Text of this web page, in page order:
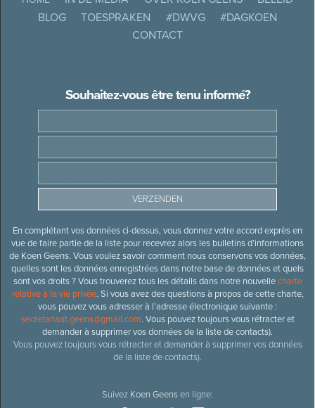
BLOG
TOESPRAKEN #DWVG
#DAGKOEN
CONTACT
Souhaitez-vous être tenu informé?
En complétant vos données ci-dessus, vous donnez votre accord exprès en
vue de faire partie de la liste pour recevrez alors les bulletins d’informations
de Koen Geens. Vous voulez savoir comment nous conservons vos données,
quelles sont les données enregistrées dans notre base de données et quels
sont vos droits ? Vous trouverez tous les détails dans notre nouvellecharte
relative à la vie privée. Si vous avez des questions à propos de cette charte,
vous pouvez vous adresser à l’adresse électronique suivante :
secretariaat.geens@gmail.com. Vous pouvez toujours vous rétracter et
demander à supprimer vos données de la liste de contacts).
Vous pouvez toujours vous rétracter et demander à supprimer vos données
de la liste de contacts).
Suivez Koen Geensen ligne: